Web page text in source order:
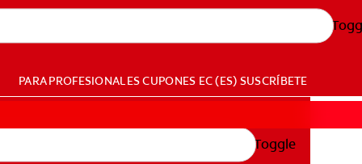
PARA PROFESIONALESCUPONES EC (ES) SUSCRÍBETE
Toggle